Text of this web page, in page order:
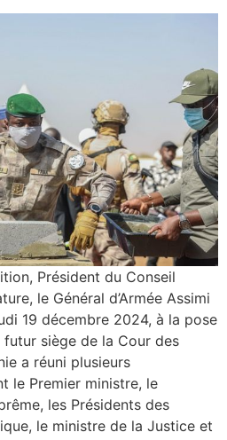
Président du Conseil
le Général d’Armée Assimi
19 décembre 2024, à la pose
siège de la Cour des
a réuni plusieurs
le Premier ministre, le
les Présidents des
le ministre de la Justice et